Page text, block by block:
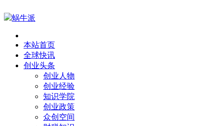
蜗牛派
本站首页
全球快讯
创业头条
创业人物
创业经验
知识学院
创业政策
众创空间